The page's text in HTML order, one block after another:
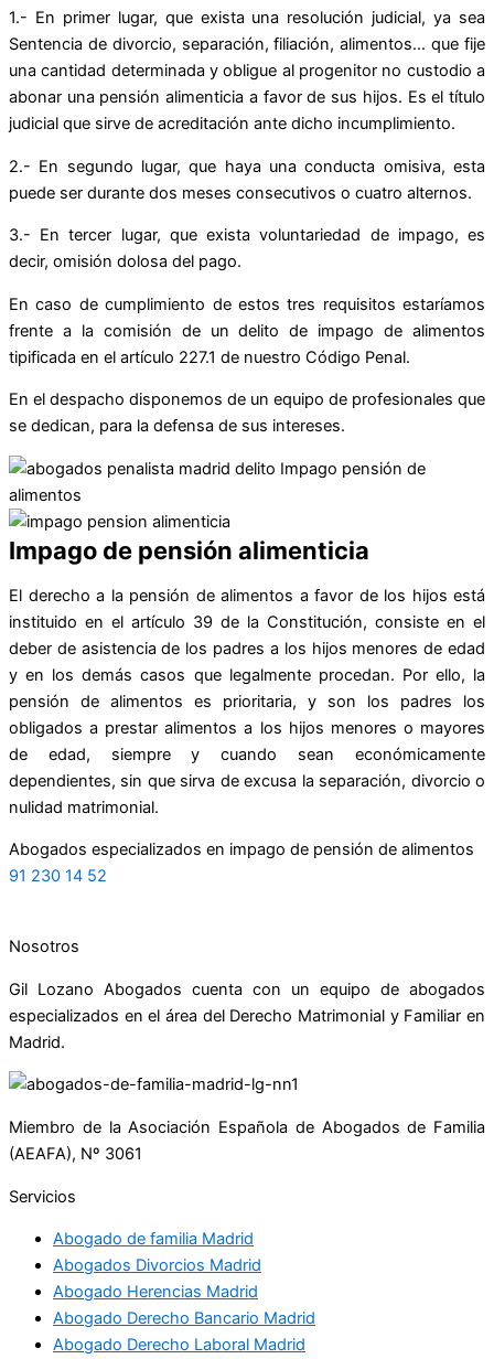
1.- En primer lugar, que exista una resolución judicial, ya sea
Sentencia de divorcio, separación, filiación, alimentos… que fije
una cantidad determinada y obligue al progenitor no custodio a
abonar una pensión alimenticia a favor de sus hijos. Es el título
judicial que sirve de acreditación ante dicho incumplimiento.
2.- En segundo lugar, que haya una conducta omisiva, esta
puede ser durante dos meses consecutivos o cuatro alternos.
3.- En tercer lugar, que exista voluntariedad de impago, es
decir, omisión dolosa del pago.
En caso de cumplimiento de estos tres requisitos estaríamos
frente a la comisión de un delito de impago de alimentos
tipificada en el artículo 227.1 de nuestro Código Penal.
En el despacho disponemos de un equipo de profesionales que
se dedican, para la defensa de sus intereses.
Impago de pensión alimenticia
El derecho a la pensión de alimentos a favor de los hijos está
instituido en el artículo 39 de la Constitución, consiste en el
deber de asistencia de los padres a los hijos menores de edad
y en los demás casos que legalmente procedan. Por ello, la
pensión de alimentos es prioritaria, y son los padres los
obligados a prestar alimentos a los hijos menores o mayores
de edad, siempre y cuando sean económicamente
dependientes, sin que sirva de excusa la separación, divorcio o
nulidad matrimonial.
Abogados especializados en impago de pensión de alimentos
91 230 14 52
Nosotros
Gil Lozano Abogados cuenta con un equipo de abogados
especializados en el área del Derecho Matrimonial y Familiar en
Madrid.
Miembro de la Asociación Española de Abogados de Familia
(AEAFA), Nº 3061
Servicios
Abogado de familia Madrid
Abogados Divorcios Madrid
Abogado Herencias Madrid
Abogado Derecho Bancario Madrid
Abogado Derecho Laboral Madrid